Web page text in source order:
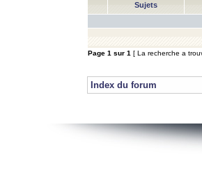
Sujets
Page 1 sur 1 [ La recherche a
Index du forum